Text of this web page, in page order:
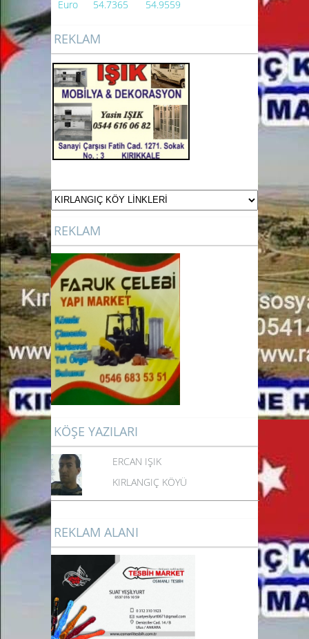
Euro 54.7365 54.9559
REKLAM
REKLAM
KÖŞE YAZILARI
ERCAN IŞIK
KIRLANGIÇ KÖYÜ
REKLAM ALANI